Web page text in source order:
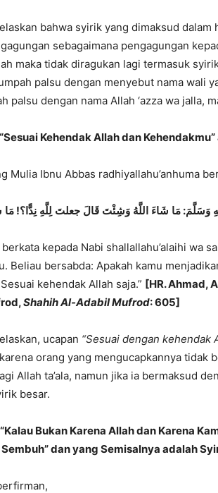
bahwa syirik yang dimaksud
sebagaimana pengagungan
maka tidak diragukan lagi termasuk
palsu dengan menyebut nama wali
palsu dengan nama Allah ‘azza wa jalla,
Kehendak Allah dan
Mulia Ibnu Abbas radhiyallahu’anhuma
وَسَلَّمَ: مَا شَاءَ اللَّهُ وَشِئْتَ قَالَ جعلتَ لِلَّهِ نِدًّا؟! مَا
kepada Nabi shallallahu’alaihi wa
Beliau bersabda: Apakah kamu
kehendak Allah saja.” [HR. Ahmad,
Shahih Al-Adabil Mufrod: 605]
ucapan “Sesuai dengan kehendak
orang yang mengucapkannya tidak
Allah ta’ala, namun jika ia bermaksud
besar.
Bukan Karena Allah dan Karena
dan yang Semisalnya adalah